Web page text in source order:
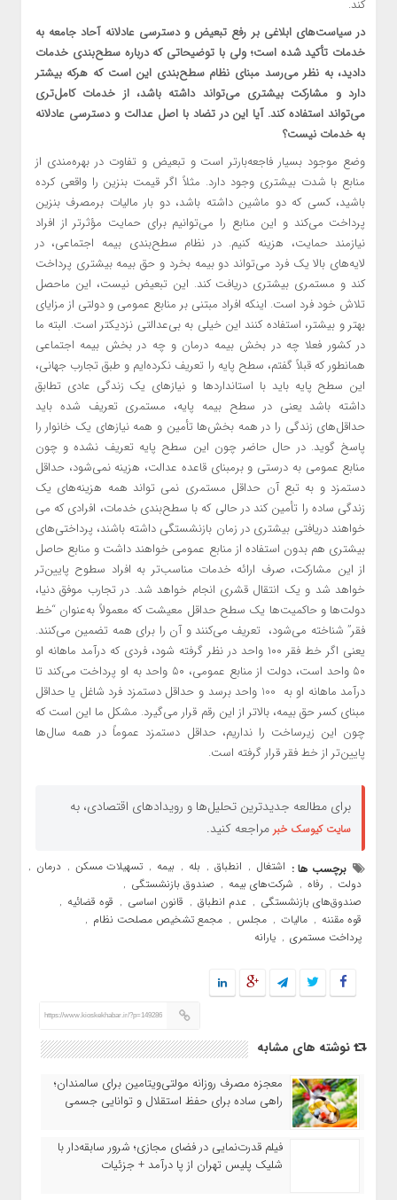
کند.
در سیاست‌های ابلاغی بر رفع تبعیض و دسترسی عادلانه آحاد جامعه به
خدمات تأکید شده است؛ ولی با توضیحاتی که درباره سطح‌بندی خدمات
دادید، به نظر می‌رسد مبنای نظام سطح‌بندی این است که هرکه بیشتر
دارد و مشارکت بیشتری می‌تواند داشته باشد، از خدمات کامل‌تری
می‌تواند استفاده کند. آیا این در تضاد با اصل عدالت و دسترسی عادلانه
به خدمات نیست؟
وضع موجود بسیار فاجعه‌بارتر است و تبعیض و تفاوت در بهره‌مندی از
منابع با شدت بیشتری وجود دارد. مثلاً اگر قیمت بنزین را واقعی کرده
باشید، کسی که دو ماشین داشته باشد، دو بار مالیات برمصرف بنزین
پرداخت می‌کند و این منابع را می‌توانیم برای حمایت مؤثرتر از افراد
نیازمند حمایت، هزینه کنیم. در نظام سطح‌بندی بیمه اجتماعی، در
لایه‌های بالا یک فرد می‌تواند دو بیمه بخرد و حق بیمه بیشتری پرداخت
کند و مستمری بیشتری دریافت کند. این تبعیض نیست، این ماحصل
تلاش خود فرد است. اینکه افراد مبتنی بر منابع عمومی و دولتی از مزایای
بهتر و بیشتر، استفاده کنند این خیلی به بی‌عدالتی نزدیکتر است. البته ما
در کشور فعلا چه در بخش بیمه درمان و چه در بخش بیمه اجتماعی
همانطور که قبلاً گفتم، سطح پایه را تعریف نکرده‌ایم و طبق تجارب جهانی،
این سطح پایه باید با استانداردها و نیازهای یک زندگی عادی تطابق
داشته باشد یعنی در سطح بیمه پایه، مستمری تعریف شده باید
حداقل‌های زندگی را در همه بخش‌ها تأمین و همه نیازهای یک خانوار را
پاسخ گوید. در حال حاضر چون این سطح پایه تعریف نشده و چون
منابع عمومی به درستی و برمبنای قاعده عدالت، هزینه نمی‌شود، حداقل
دستمزد و به تبع آن حداقل مستمری نمی تواند همه هزینه‌های یک
زندگی ساده را تأمین کند در حالی که با سطح‌بندی خدمات، افرادی که می
خواهند دریافتی بیشتری در زمان بازنشستگی داشته باشند، پرداختی‌های
بیشتری هم بدون استفاده از منابع عمومی خواهند داشت و منابع حاصل
از این مشارکت، صرف ارائه خدمات مناسب‌تر به افراد سطوح پایین‌تر
خواهد شد و یک انتقال قشری انجام خواهد شد. در تجارب موفق دنیا،
دولت‌ها و حاکمیت‌ها یک سطح حداقل معیشت که معمولاً به‌عنوان “خط
فقر” شناخته می‌شود، تعریف می‌کنند و آن را برای همه تضمین می‌کنند.
یعنی اگر خط فقر ۱۰۰ واحد در نظر گرفته شود، فردی که درآمد ماهانه او
۵۰ واحد است، دولت از منابع عمومی، ۵۰ واحد به او پرداخت می‌کند تا
درآمد ماهانه او به 100 واحد برسد و حداقل دستمزد فرد شاغل یا حداقل
مبنای کسر حق بیمه، بالاتر از این رقم قرار می‌گیرد. مشکل ما این است که
چون این زیرساخت را نداریم، حداقل دستمزد عموماً در همه سال‌ها
پایین‌تر از خط فقر قرار گرفته است.
برای مطالعه جدیدترین تحلیل‌ها و رویدادهای اقتصادی، به
سایت کیوسک خبر مراجعه کنید.
برچسب ها : اشتغال , انطباق , بله , بیمه , تسهیلات مسکن , درمان ,
دولت , رفاه , شرکت‌های بیمه , صندوق بازنشستگی ,
صندوق‌های بازنشستگی , عدم انطباق , قانون اساسی , قوه قضائیه ,
قوه مقننه , مالیات , مجلس , مجمع تشخیص مصلحت نظام ,
پرداخت مستمری , یارانه
https://www.kioskekhabar.ir/?p=149286
نوشته های مشابه
معجزه مصرف روزانه مولتی‌ویتامین برای سالمندان؛
راهی ساده برای حفظ استقلال و توانایی جسمی
فیلم قدرت‌نمایی در فضای مجازی؛ شرور سابقه‌دار با
شلیک پلیس تهران از پا درآمد + جزئیات